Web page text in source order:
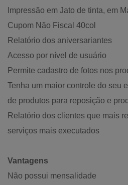
Impressão em Jato de tinta, em
Cupom Não Fiscal 40col
Relatório dos aniversariantes
Acesso por nível de usuário
Permite cadastro de fotos nos
Tenha um maior controle do seu
de produtos para reposição e
Relatório dos clientes que mais
serviços mais executados
Vantagens
Não possui mensalidade